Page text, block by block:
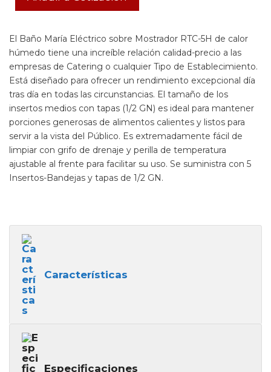
El Baño María Eléctrico sobre Mostrador RTC-5H de calor
húmedo tiene una increíble relación calidad-precio a las
empresas de Catering o cualquier Tipo de Establecimiento.
Está diseñado para ofrecer un rendimiento excepcional día
tras día en todas las circunstancias. El tamaño de los
insertos medios con tapas (1/2 GN) es ideal para mantener
porciones generosas de alimentos calientes y listos para
servir a la vista del Público. Es extremadamente fácil de
limpiar con grifo de drenaje y perilla de temperatura
ajustable al frente para facilitar su uso. Se suministra con 5
Insertos-Bandejas y tapas de 1/2 GN.
Características
Especificaciones